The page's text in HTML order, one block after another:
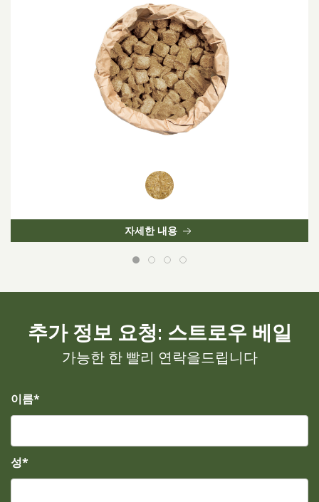
자세한 내용
추가 정보 요청: 스트로우 베일
가능한 한 빨리 연락을드립니다
이름*
성*